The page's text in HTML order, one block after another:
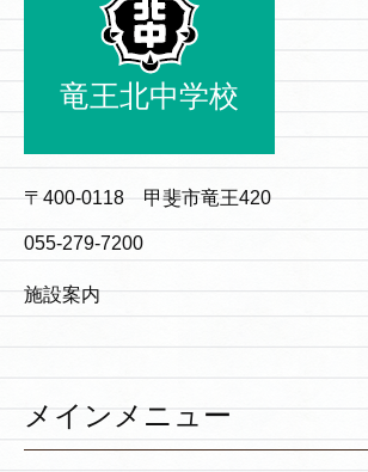
竜王北中学校
〒400-0118 甲斐市竜王420
055-279-7200
施設案内
メインメニュー